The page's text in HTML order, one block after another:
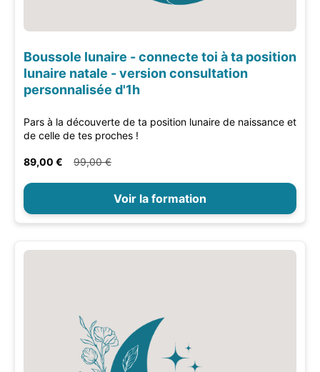
Boussole lunaire - connecte toi à ta position
lunaire natale - version consultation
personnalisée d'1h
Pars à la découverte de ta position lunaire de naissance et
de celle de tes proches !
89,00 € 99,00 €
Voir la formation